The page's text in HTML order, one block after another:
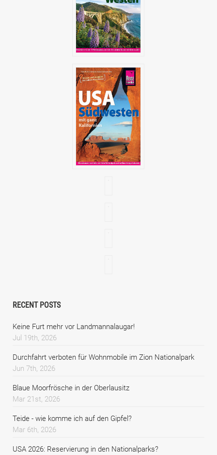
RECENT POSTS
Keine Furt mehr vor Landmannalaugar!
Jul 19th, 2026
Durchfahrt verboten für Wohnmobile im Zion Nationalpark
Jun 7th, 2026
Blaue Moorfrösche in der Oberlausitz
Mar 21st, 2026
Teide - wie komme ich auf den Gipfel?
Mar 6th, 2026
USA 2026: Reservierung in den Nationalparks?